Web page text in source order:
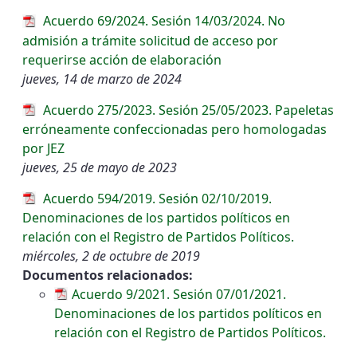
Acuerdo 69/2024. Sesión 14/03/2024. No
admisión a trámite solicitud de acceso por
requerirse acción de elaboración
jueves, 14 de marzo de 2024
Acuerdo 275/2023. Sesión 25/05/2023. Papeletas
erróneamente confeccionadas pero homologadas
por JEZ
jueves, 25 de mayo de 2023
Acuerdo 594/2019. Sesión 02/10/2019.
Denominaciones de los partidos políticos en
relación con el Registro de Partidos Políticos.
miércoles, 2 de octubre de 2019
Documentos relacionados:
Acuerdo 9/2021. Sesión 07/01/2021.
Denominaciones de los partidos políticos en
relación con el Registro de Partidos Políticos.